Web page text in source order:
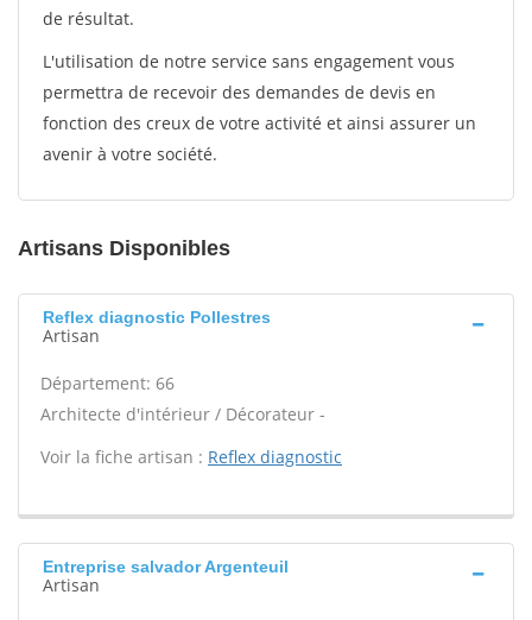
de résultat.
L'utilisation de notre service sans engagement vous
permettra de recevoir des demandes de devis en
fonction des creux de votre activité et ainsi assurer un
avenir à votre société.
Artisans Disponibles
Reflex diagnostic Pollestres
Artisan
Département: 66
Architecte d'intérieur / Décorateur -
Voir la fiche artisan : Reflex diagnostic
Entreprise salvador Argenteuil
Artisan